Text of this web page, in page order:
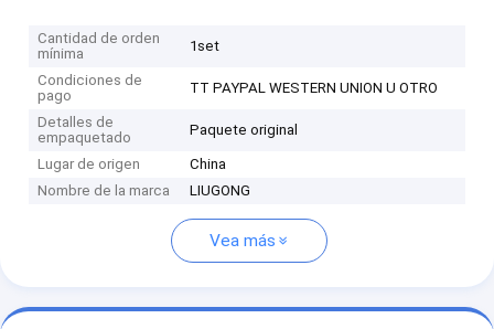
Cantidad de orden
mínima
1set
Condiciones de
pago
TT PAYPAL WESTERN UNION U OTRO
Detalles de
empaquetado
Paquete original
Lugar de origen
China
Nombre de la marca
LIUGONG
Vea más